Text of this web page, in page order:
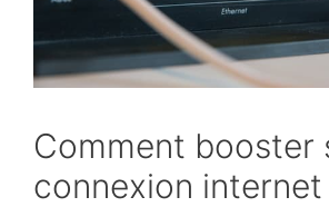
Comment booster
connexion internet